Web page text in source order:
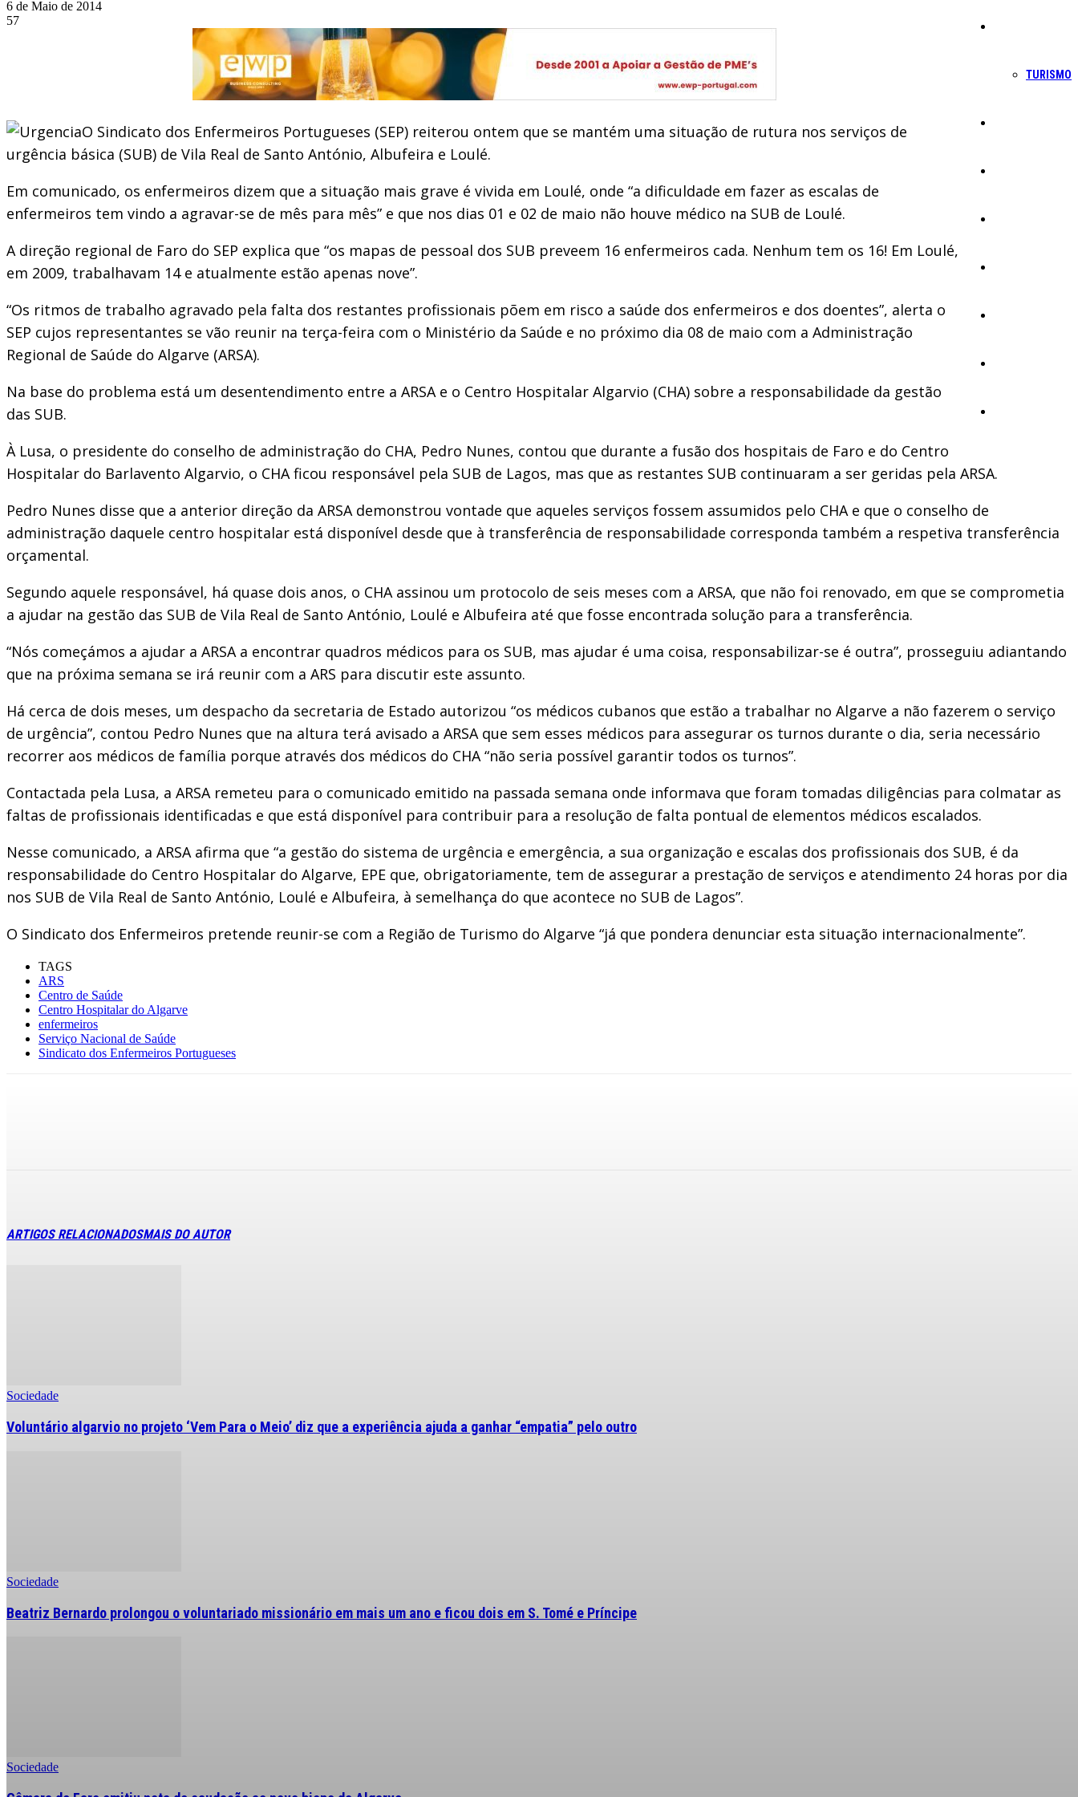
TURISMO
6 de Maio de 2014
57
O Sindicato dos Enfermeiros Portugueses (SEP) reiterou ontem que se mantém uma situação de rutura nos serviços de
urgência básica (SUB) de Vila Real de Santo António, Albufeira e Loulé.
Em comunicado, os enfermeiros dizem que a situação mais grave é vivida em Loulé, onde “a dificuldade em fazer as escalas de
enfermeiros tem vindo a agravar-se de mês para mês” e que nos dias 01 e 02 de maio não houve médico na SUB de Loulé.
A direção regional de Faro do SEP explica que “os mapas de pessoal dos SUB preveem 16 enfermeiros cada. Nenhum tem os 16! Em Loulé,
em 2009, trabalhavam 14 e atualmente estão apenas nove”.
“Os ritmos de trabalho agravado pela falta dos restantes profissionais põem em risco a saúde dos enfermeiros e dos doentes”, alerta o
SEP cujos representantes se vão reunir na terça-feira com o Ministério da Saúde e no próximo dia 08 de maio com a Administração
Regional de Saúde do Algarve (ARSA).
Na base do problema está um desentendimento entre a ARSA e o Centro Hospitalar Algarvio (CHA) sobre a responsabilidade da gestão
das SUB.
À Lusa, o presidente do conselho de administração do CHA, Pedro Nunes, contou que durante a fusão dos hospitais de Faro e do Centro
Hospitalar do Barlavento Algarvio, o CHA ficou responsável pela SUB de Lagos, mas que as restantes SUB continuaram a ser geridas pela ARSA.
Pedro Nunes disse que a anterior direção da ARSA demonstrou vontade que aqueles serviços fossem assumidos pelo CHA e que o conselho de
administração daquele centro hospitalar está disponível desde que à transferência de responsabilidade corresponda também a respetiva transferência
orçamental.
Segundo aquele responsável, há quase dois anos, o CHA assinou um protocolo de seis meses com a ARSA, que não foi renovado, em que se comprometia
a ajudar na gestão das SUB de Vila Real de Santo António, Loulé e Albufeira até que fosse encontrada solução para a transferência.
“Nós começámos a ajudar a ARSA a encontrar quadros médicos para os SUB, mas ajudar é uma coisa, responsabilizar-se é outra”, prosseguiu adiantando
que na próxima semana se irá reunir com a ARS para discutir este assunto.
Há cerca de dois meses, um despacho da secretaria de Estado autorizou “os médicos cubanos que estão a trabalhar no Algarve a não fazerem o serviço
de urgência”, contou Pedro Nunes que na altura terá avisado a ARSA que sem esses médicos para assegurar os turnos durante o dia, seria necessário
recorrer aos médicos de família porque através dos médicos do CHA “não seria possível garantir todos os turnos”.
Contactada pela Lusa, a ARSA remeteu para o comunicado emitido na passada semana onde informava que foram tomadas diligências para colmatar as
faltas de profissionais identificadas e que está disponível para contribuir para a resolução de falta pontual de elementos médicos escalados.
Nesse comunicado, a ARSA afirma que “a gestão do sistema de urgência e emergência, a sua organização e escalas dos profissionais dos SUB, é da
responsabilidade do Centro Hospitalar do Algarve, EPE que, obrigatoriamente, tem de assegurar a prestação de serviços e atendimento 24 horas por dia
nos SUB de Vila Real de Santo António, Loulé e Albufeira, à semelhança do que acontece no SUB de Lagos”.
O Sindicato dos Enfermeiros pretende reunir-se com a Região de Turismo do Algarve “já que pondera denunciar esta situação internacionalmente”.
TAGS
ARS
Centro de Saúde
Centro Hospitalar do Algarve
enfermeiros
Serviço Nacional de Saúde
Sindicato dos Enfermeiros Portugueses
ARTIGOS RELACIONADOSMAIS DO AUTOR
Sociedade
Voluntário algarvio no projeto ‘Vem Para o Meio’ diz que a experiência ajuda a ganhar “empatia” pelo outro
Sociedade
Beatriz Bernardo prolongou o voluntariado missionário em mais um ano e ficou dois em S. Tomé e Príncipe
Sociedade